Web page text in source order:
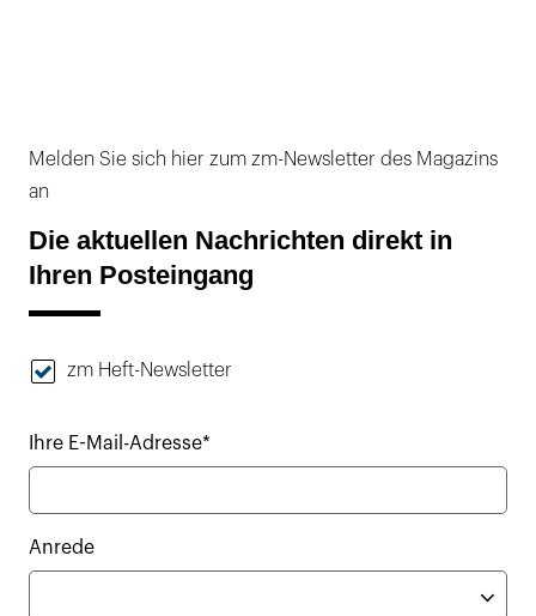
Melden Sie sich hier zum zm-Newsletter des Magazins
an
Die aktuellen Nachrichten direkt in
Ihren Posteingang
zm Heft-Newsletter
Ihre E-Mail-Adresse*
Anrede